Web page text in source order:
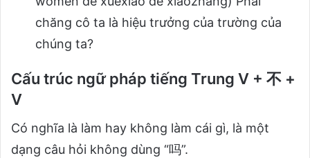
chăng cô ta là hiệu trưởng của trường của
chúng ta?
Cấu trúc ngữ pháp tiếng Trung V + 不 +
V
Có nghĩa là làm hay không làm cái gì, là một
dạng câu hỏi không dùng “吗”.